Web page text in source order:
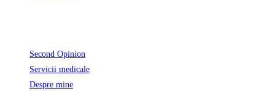
Second Opinion
Servicii medicale
Despre mine